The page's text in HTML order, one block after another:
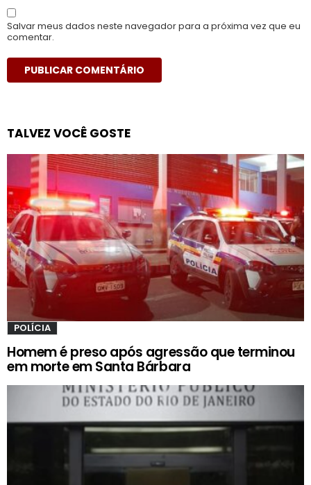
Salvar meus dados neste navegador para a próxima vez que eu
comentar.
TALVEZ VOCÊ GOSTE
POLÍCIA
Homem é preso após agressão que terminou
em morte em Santa Bárbara